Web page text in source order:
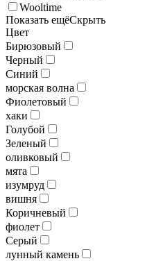
Wooltime
Показать ещёСкрыть
Цвет
Бирюзовый
Черный
Синий
морская волна
Фиолетовый
хаки
Голубой
Зеленый
оливковый
мята
изумруд
вишня
Коричневый
фиолет
Серый
лунный камень